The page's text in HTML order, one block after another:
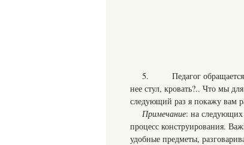
5. Педагог обращается к
нее стул, кровать?.. Что мы
следующий раз я покажу вам
Примечание: на следующих
процесс конструирования.
удобные предметы,